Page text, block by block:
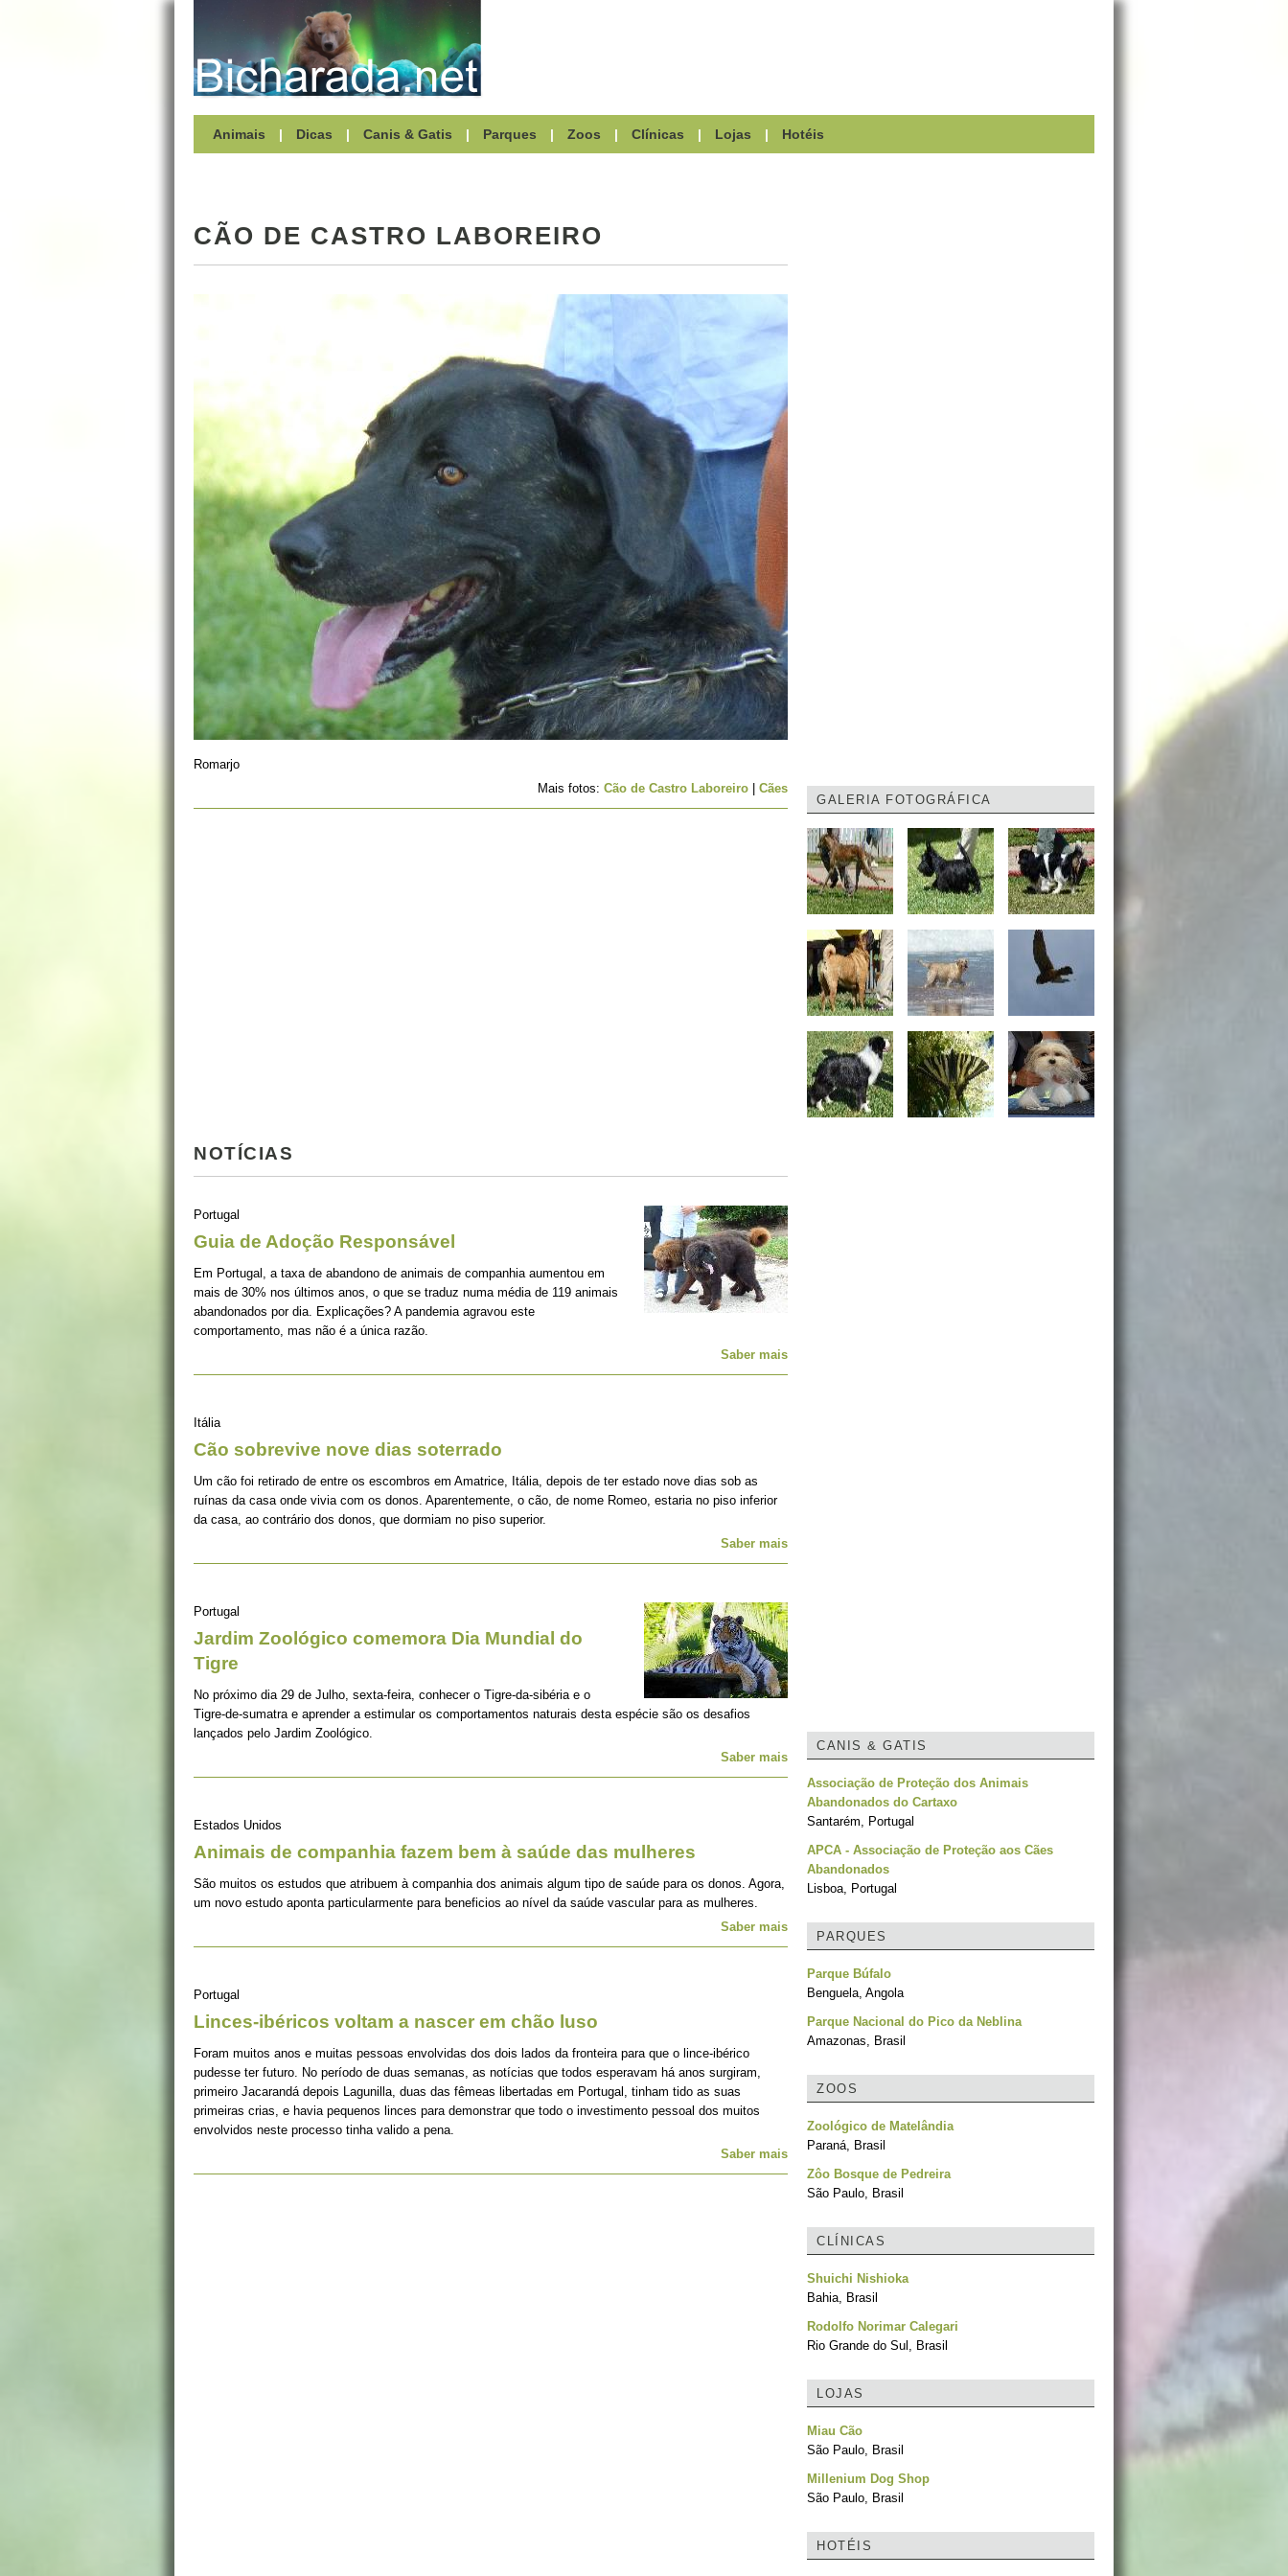
Animais | Dicas | Canis & Gatis | Parques | Zoos | Clínicas | Lojas | Hotéis
CÃO DE CASTRO LABOREIRO
Romarjo
Mais fotos: Cão de Castro Laboreiro Cães
NOTÍCIAS
Portugal
Guia de Adoção Responsável
Em Portugal, a taxa de abandono de animais de companhia aumentou em
mais de 30% nos últimos anos, o que se traduz numa média de 119 animais
abandonados por dia. Explicações? A pandemia agravou este
comportamento, mas não é a única razão.
Saber mais
Itália
Cão sobrevive nove dias soterrado
Um cão foi retirado de entre os escombros em Amatrice, Itália, depois de ter estado nove dias sob as
ruínas da casa onde vivia com os donos. Aparentemente, o cão, de nome Romeo, estaria no piso inferior
da casa, ao contrário dos donos, que dormiam no piso superior.
Saber mais
Portugal
Jardim Zoológico comemora Dia Mundial do
Tigre
No próximo dia 29 de Julho, sexta-feira, conhecer o Tigre-da-sibéria e o
Tigre-de-sumatra e aprender a estimular os comportamentos naturais desta espécie são os desafios
lançados pelo Jardim Zoológico.
Saber mais
Estados Unidos
Animais de companhia fazem bem à saúde das mulheres
São muitos os estudos que atribuem à companhia dos animais algum tipo de saúde para os donos. Agora,
um novo estudo aponta particularmente para beneficios ao nível da saúde vascular para as mulheres.
Saber mais
Portugal
Linces-ibéricos voltam a nascer em chão luso
Foram muitos anos e muitas pessoas envolvidas dos dois lados da fronteira para que o lince-ibérico
pudesse ter futuro. No período de duas semanas, as notícias que todos esperavam há anos surgiram,
primeiro Jacarandá depois Lagunilla, duas das fêmeas libertadas em Portugal, tinham tido as suas
primeiras crias, e havia pequenos linces para demonstrar que todo o investimento pessoal dos muitos
envolvidos neste processo tinha valido a pena.
Saber mais
GALERIA FOTOGRÁFICA
CANIS & GATIS
Associação de Proteção dos Animais
Abandonados do Cartaxo
Santarém, Portugal
APCA - Associação de Proteção aos Cães
Abandonados
Lisboa, Portugal
PARQUES
Parque Búfalo
Benguela, Angola
Parque Nacional do Pico da Neblina
Amazonas, Brasil
ZOOS
Zoológico de Matelândia
Paraná, Brasil
Zôo Bosque de Pedreira
São Paulo, Brasil
CLÍNICAS
Shuichi Nishioka
Bahia, Brasil
Rodolfo Norimar Calegari
Rio Grande do Sul, Brasil
LOJAS
Miau Cão
São Paulo, Brasil
Millenium Dog Shop
São Paulo, Brasil
HOTÉIS